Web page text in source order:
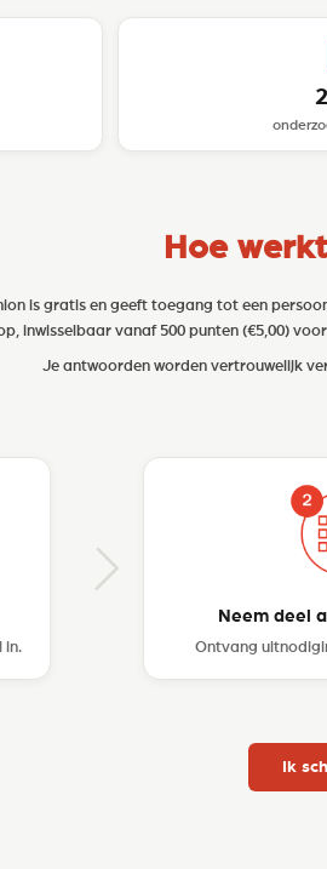
Hoe
is gratis en geeft toegang tot een
inwisselbaar vanaf 500 punten (€5,00)
Je antwoorden worden vertrouwelijk
in.
Neem deel
Ontvang
Ik